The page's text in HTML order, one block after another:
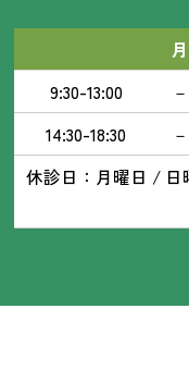
月
9:30-13:00
－
14:30-18:30
－
休診日：月曜日 /